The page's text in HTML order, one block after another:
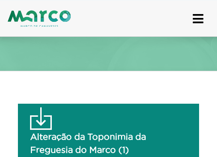
to
Alteração da Toponimia da
Freguesia do Marco (1)